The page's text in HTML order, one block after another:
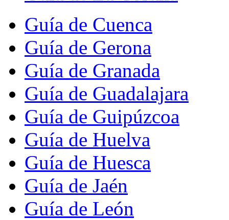
Guía de Cuenca
Guía de Gerona
Guía de Granada
Guía de Guadalajara
Guía de Guipúzcoa
Guía de Huelva
Guía de Huesca
Guía de Jaén
Guía de León